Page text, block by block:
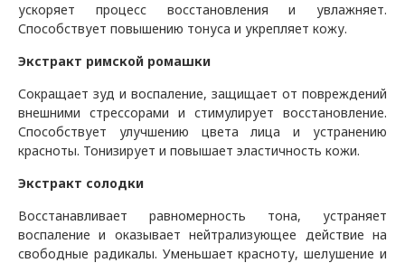
ускоряет процесс восстановления и увлажняет.
Способствует повышению тонуса и укрепляет кожу.
Экстракт римской ромашки
Сокращает зуд и воспаление, защищает от повреждений
внешними стрессорами и стимулирует восстановление.
Способствует улучшению цвета лица и устранению
красноты. Тонизирует и повышает эластичность кожи.
Экстракт солодки
Восстанавливает равномерность тона, устраняет
воспаление и оказывает нейтрализующее действие на
свободные радикалы. Уменьшает красноту, шелушение и